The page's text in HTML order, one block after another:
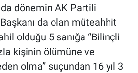
dönemin AK Partili
da olan müteahhit
olduğu 5 sanığa “Bilinçli
kişinin ölümüne ve
olma” suçundan 16 yıl 3